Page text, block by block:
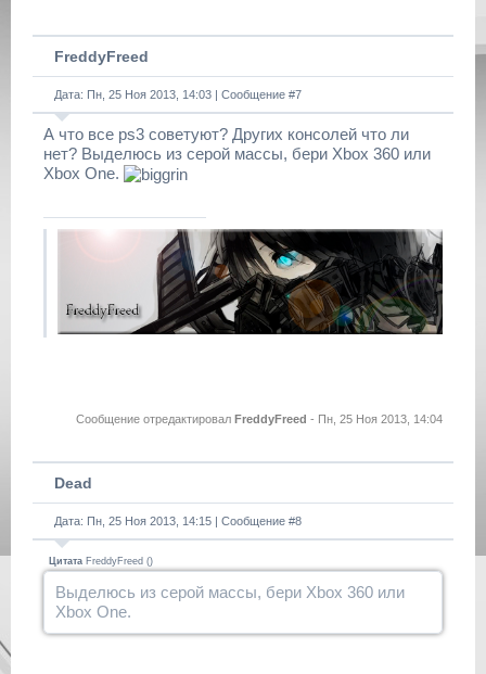
FreddyFreed
Дата: Пн, 25 Ноя 2013, 14:03 | Сообщение #7
А что все ps3 советуют? Других консолей что ли
нет? Выделюсь из серой массы, бери Xbox 360 или
Xbox One.
Сообщение отредактировал FreddyFreed - Пн, 25 Ноя 2013, 14:04
Dead
Дата: Пн, 25 Ноя 2013, 14:15 | Сообщение #8
Цитата FreddyFreed ()
Выделюсь из серой массы, бери Xbox 360 или
Xbox One.